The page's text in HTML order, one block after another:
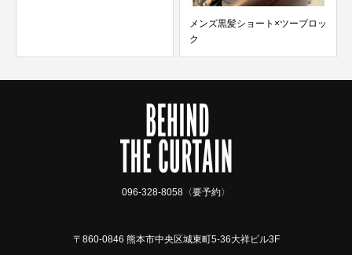
メンズ黒髪ショート×ツーブロッ
ク
096-328-8058〈要予約〉
〒860-0846 熊本市中央区城東町5-36大祥ビル3F